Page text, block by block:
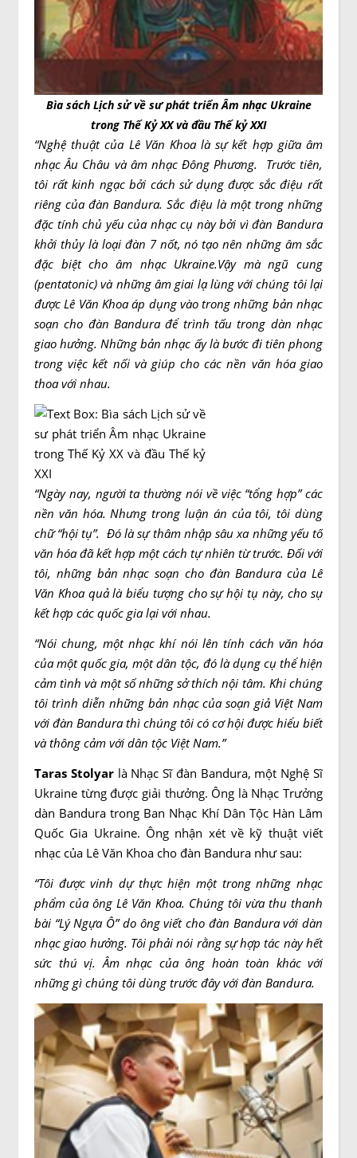
Bìa sách Lịch sử về sư phát triển Âm nhạc Ukraine
trong Thế Kỷ XX và đầu Thế kỷ XXI
“Nghệ thuật của Lê Văn Khoa là sự kết hợp giữa âm
nhạc Âu Châu và âm nhạc Đông Phương. Trước tiên,
tôi rất kinh ngạc bởi cách sử dụng được sắc điệu rất
riêng của đàn Bandura. Sắc điệu là một trong những
đặc tính chủ yếu của nhạc cụ này bởi vì đàn Bandura
khởi thủy là loại đàn 7 nốt, nó tạo nên những âm sắc
đặc biệt cho âm nhạc Ukraine.Vậy mà ngũ cung
(pentatonic) và những âm giai lạ lùng với chúng tôi lại
được Lê Văn Khoa áp dụng vào trong những bản nhạc
soạn cho đàn Bandura để trình tấu trong dàn nhạc
giao hưởng. Những bản nhạc ấy là bước đi tiên phong
trong việc kết nối và giúp cho các nền văn hóa giao
thoa với nhau.
“Ngày nay, người ta thường nói về việc “tổng hợp” các
nền văn hóa. Nhưng trong luận án của tôi, tôi dùng
chữ “hội tụ”. Đó là sự thâm nhập sâu xa những yếu tố
văn hóa đã kết hợp một cách tự nhiên từ trước. Đối với
tôi, những bản nhạc soạn cho đàn Bandura của Lê
Văn Khoa quả là biểu tượng cho sự hội tụ này, cho sự
kết hợp các quốc gia lại với nhau.
“Nói chung, một nhạc khí nói lên tính cách văn hóa
của một quốc gia, một dân tộc, đó là dụng cụ thể hiện
cảm tình và một số những sở thích nội tâm. Khi chúng
tôi trình diễn những bản nhạc của soạn giả Việt Nam
với đàn Bandura thì chúng tôi có cơ hội được hiểu biết
và thông cảm với dân tộc Việt Nam.”
Taras Stolyarlà Nhạc Sĩ đàn Bandura, một Nghệ Sĩ
Ukraine từng được giải thưởng. Ông là Nhạc Trưởng
dàn Bandura trong Ban Nhạc Khí Dân Tộc Hàn Lâm
Quốc Gia Ukraine. Ông nhận xét về kỹ thuật viết
nhạc của Lê Văn Khoa cho đàn Bandura như sau:
“Tôi được vinh dự thực hiện một trong những nhạc
phẩm của ông Lê Văn Khoa. Chúng tôi vừa thu thanh
bài “Lý Ngựa Ô” do ông viết cho đàn Bandura với dàn
nhạc giao hưởng. Tôi phải nói rằng sự hợp tác này hết
sức thú vị. Âm nhạc của ông hoàn toàn khác với
những gì chúng tôi dùng trước đây với đàn Bandura.